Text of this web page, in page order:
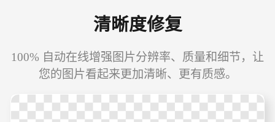
清晰度修复
100% 自动在线增强图片分辨率、质量和细节，让
您的图片看起来更加清晰、更有质感。